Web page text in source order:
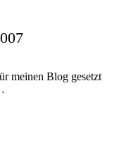
meinen Blog gesetzt